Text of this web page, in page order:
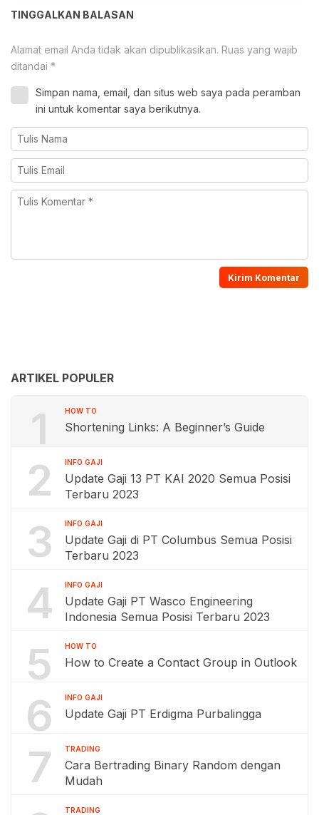
TINGGALKAN BALASAN
Alamat email Anda tidak akan dipublikasikan. Ruas yang wajib
ditandai *
Simpan nama, email, dan situs web saya pada peramban
ini untuk komentar saya berikutnya.
ARTIKEL POPULER
1 HOW TO
Shortening Links: A Beginner’s Guide
2 INFO GAJI
Update Gaji 13 PT KAI 2020 Semua Posisi
Terbaru 2023
3 INFO GAJI
Update Gaji di PT Columbus Semua Posisi
Terbaru 2023
4 INFO GAJI
Update Gaji PT Wasco Engineering
Indonesia Semua Posisi Terbaru 2023
5 HOW TO
How to Create a Contact Group in Outlook
6 INFO GAJI
Update Gaji PT Erdigma Purbalingga
7 TRADING
Cara Bertrading Binary Random dengan
Mudah
TRADING